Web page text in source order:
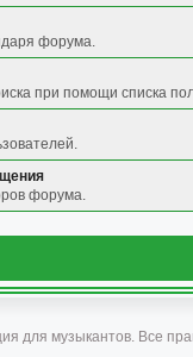
форума.
при помощи списка
форума.
для музыкантов. Все